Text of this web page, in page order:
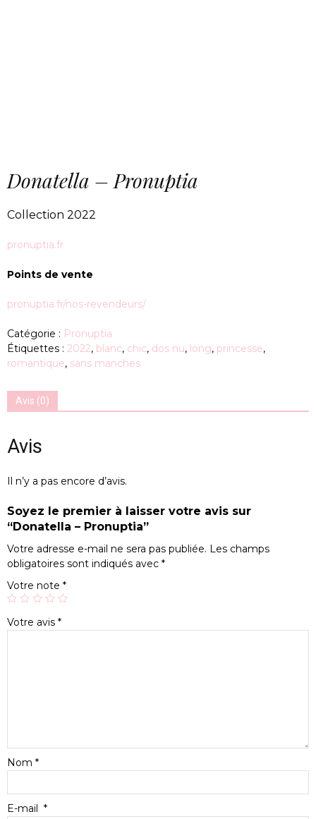
Donatella – Pronuptia
Collection 2022
pronuptia.fr
Points de vente
pronuptia.fr/nos-revendeurs/
Catégorie : Pronuptia
Étiquettes : 2022, blanc, chic, dos nu, long, princesse,
romantique, sans manches
Avis (0)
Avis
Il n’y a pas encore d’avis.
Soyez le premier à laisser votre avis sur
“Donatella – Pronuptia”
Votre adresse e-mail ne sera pas publiée. Les champs
obligatoires sont indiqués avec *
Votre note *
Votre avis *
Nom *
E-mail *